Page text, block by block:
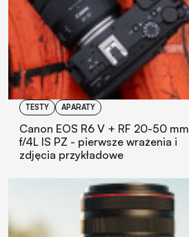
TESTY APARATY
Canon EOS R6 V + RF 20-50 mm
f/4L IS PZ - pierwsze wrażenia i
zdjęcia przykładowe